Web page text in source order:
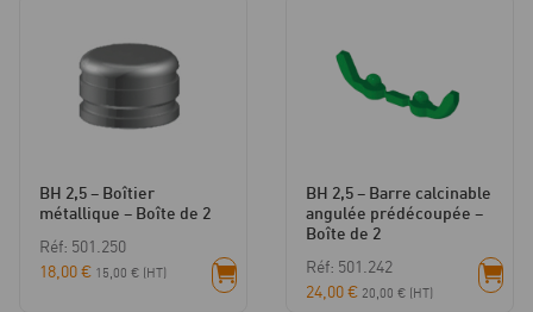
BH 2,5 – Boîtier
métallique – Boîte de 2
Réf: 501.250
18,00€ 15,00 € (HT)
BH 2,5 – Barre calcinable
angulée prédécoupée –
Boîte de 2
Réf: 501.242
24,00€ 20,00 € (HT)